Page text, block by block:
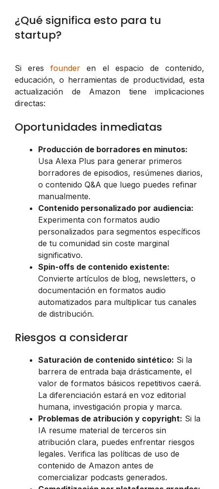
¿Qué significa esto para tu
startup?
Si eresfounder en el espacio de contenido,
educación, o herramientas de productividad, esta
actualización de Amazon tiene implicaciones
directas:
Oportunidades inmediatas
Producción de borradores en minutos:
Usa Alexa Plus para generar primeros
borradores de episodios, resúmenes diarios,
o contenido Q&A que luego puedes refinar
manualmente.
Contenido personalizado por audiencia:
Experimenta con formatos audio
personalizados para segmentos específicos
de tu comunidad sin coste marginal
significativo.
Spin-offs de contenido existente:
Convierte artículos de blog, newsletters, o
documentación en formatos audio
automatizados para multiplicar tus canales
de distribución.
Riesgos a considerar
Saturación de contenido sintético: Si la
barrera de entrada baja drásticamente, el
valor de formatos básicos repetitivos caerá.
La diferenciación estará en voz editorial
humana, investigación propia y marca.
Problemas de atribución y copyright: Si la
IA resume material de terceros sin
atribución clara, puedes enfrentar riesgos
legales. Verifica las políticas de uso de
contenido de Amazon antes de
comercializar podcasts generados.